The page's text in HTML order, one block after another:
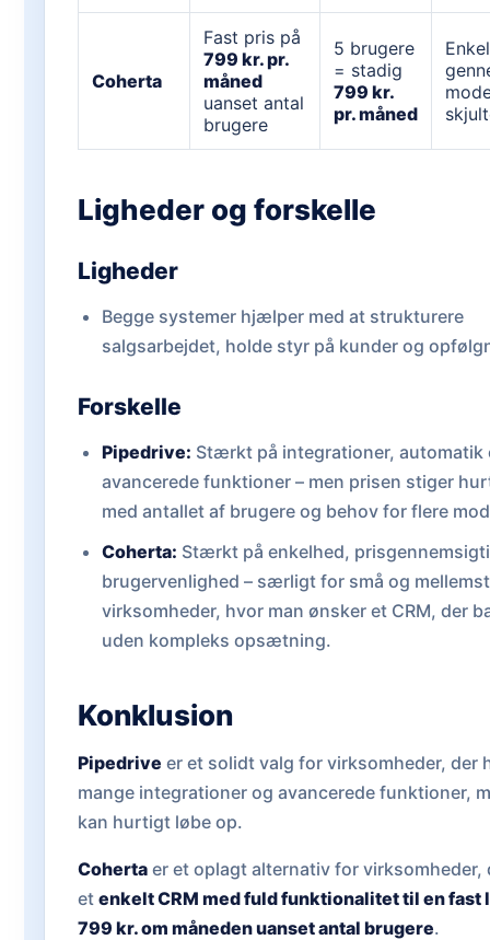
Coherta
Fast pris på
799 kr. pr.
måned
uanset antal
brugere
5 brugere
= stadig
799 kr.
pr. måned
Ligheder og forskelle
Ligheder
Begge systemer hjælper med at strukturere
salgsarbejdet, holde styr på kunder og
Forskelle
Pipedrive: Stærkt på integrationer, automatik
avancerede funktioner – men prisen stiger
med antallet af brugere og behov for flere
Coherta: Stærkt på enkelhed,
brugervenlighed – særligt for små og
virksomheder, hvor man ønsker et CRM, der
uden kompleks opsætning.
Konklusion
Pipedrive er et solidt valg for virksomheder, der
mange integrationer og avancerede funktioner,
kan hurtigt løbe op.
Coherta er et oplagt alternativ for virksomheder,
et enkelt CRM med fuld funktionalitet til en fast
799 kr. om måneden uanset antal brugere.